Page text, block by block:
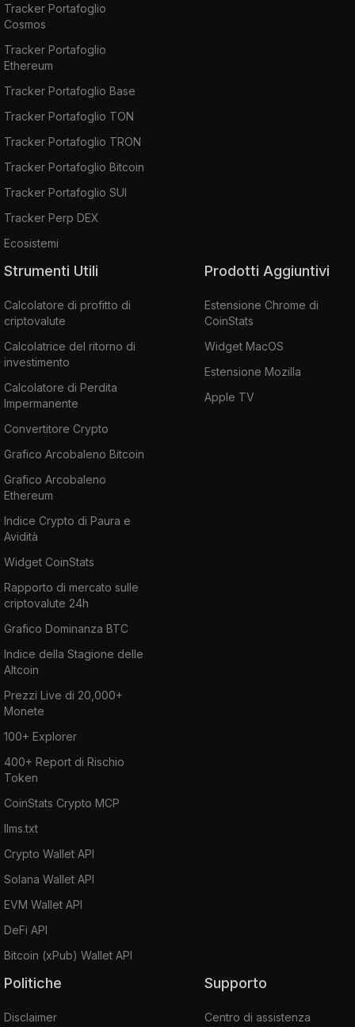
Tracker Portafoglio
Cosmos
Tracker Portafoglio
Ethereum
Tracker Portafoglio Base
Tracker Portafoglio TON
Tracker Portafoglio TRON
Tracker Portafoglio Bitcoin
Tracker Portafoglio SUI
Tracker Perp DEX
Ecosistemi
Strumenti Utili
Calcolatore di profitto di
criptovalute
Calcolatrice del ritorno di
investimento
Calcolatore di Perdita
Impermanente
Convertitore Crypto
Grafico Arcobaleno Bitcoin
Grafico Arcobaleno
Ethereum
Indice Crypto di Paura e
Avidità
Widget CoinStats
Rapporto di mercato sulle
criptovalute 24h
Grafico Dominanza BTC
Indice della Stagione delle
Altcoin
Prezzi Live di 20,000+
Monete
100+ Explorer
400+ Report di Rischio
Token
CoinStats Crypto MCP
llms.txt
Crypto Wallet API
Solana Wallet API
EVM Wallet API
DeFi API
Bitcoin (xPub) Wallet API
Prodotti Aggiuntivi
Estensione Chrome di
CoinStats
Widget MacOS
Estensione Mozilla
Apple TV
Politiche
Disclaimer
Supporto
Centro di assistenza